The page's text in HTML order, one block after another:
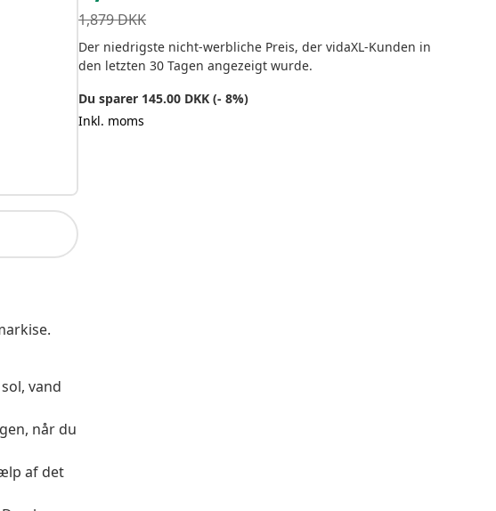
vand
når du
af det
1,879DKK
Der niedrigste nicht-werbliche Preis, der vidaXL-Kunden in
den letzten 30 Tagen angezeigt wurde.
Du sparer 145.00 DKK (- 8%)
Inkl. moms